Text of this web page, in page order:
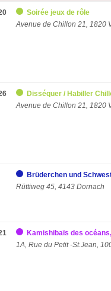
Soirée jeux de rôle
Avenue de Chillon 21, 1820
Disséquer / Habiller
Avenue de Chillon 21, 1820
Brüderchen und
Rüttiweg 45, 4143 Dornach
Kamishibaïs des
1A, Rue du Petit -St.Jean,